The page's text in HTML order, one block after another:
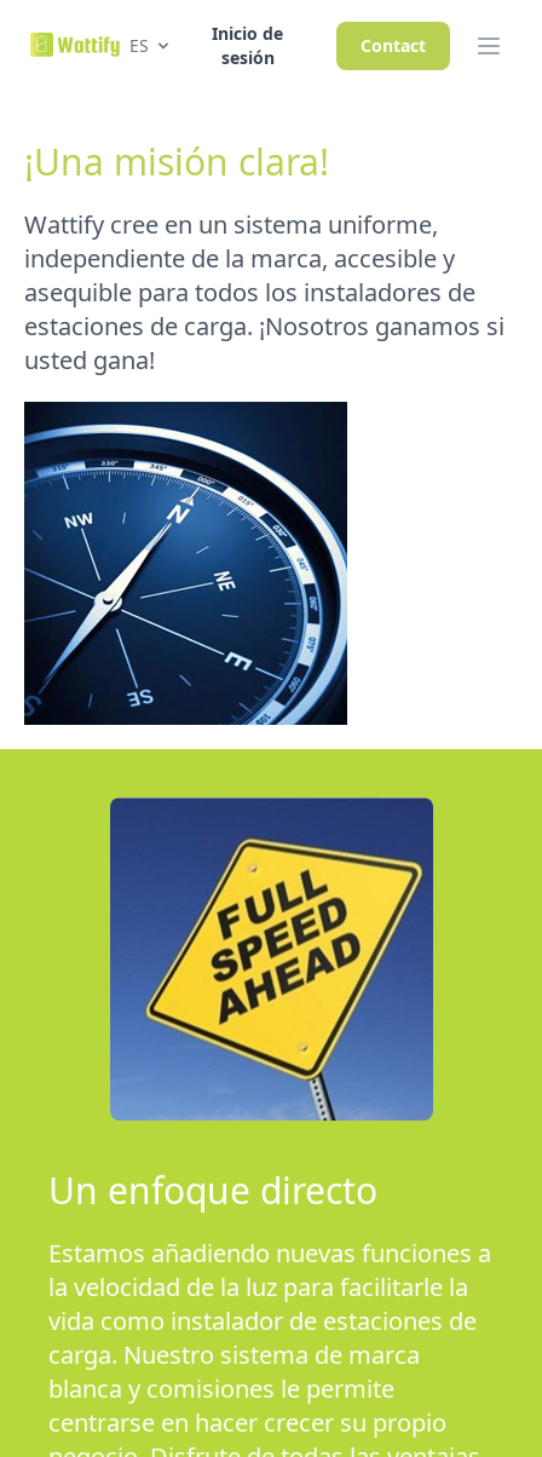
ES
Inicio de
sesión
Contact
¡Una misión clara!
Wattify cree en un sistema uniforme,
independiente de la marca, accesible y
asequible para todos los instaladores de
estaciones de carga. ¡Nosotros ganamos si
usted gana!
Un enfoque directo
Estamos añadiendo nuevas funciones a
la velocidad de la luz para facilitarle la
vida como instalador de estaciones de
carga. Nuestro sistema de marca
blanca y comisiones le permite
centrarse en hacer crecer su propio